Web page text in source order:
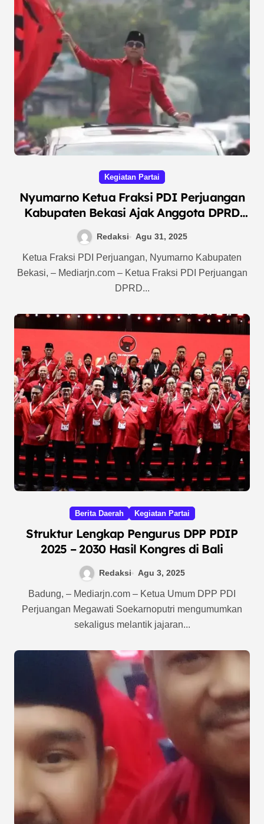
Kegiatan Partai
Nyumarno Ketua Fraksi PDI Perjuangan
Kabupaten Bekasi Ajak Anggota DPRD
Doa Bersama dan Jaga Stabilitas Daerah
Redaksi Agu 31, 2025
Ketua Fraksi PDI Perjuangan, Nyumarno Kabupaten
Bekasi, – Mediarjn.com – Ketua Fraksi PDI Perjuangan
DPRD...
Berita Daerah Kegiatan Partai
Struktur Lengkap Pengurus DPP PDIP
2025 – 2030 Hasil Kongres di Bali
Redaksi Agu 3, 2025
Badung, – Mediarjn.com – Ketua Umum DPP PDI
Perjuangan Megawati Soekarnoputri mengumumkan
sekaligus melantik jajaran...